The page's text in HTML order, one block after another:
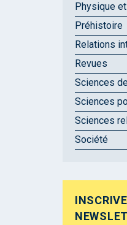
Physique
Préhistoire
Relations
Revues
Sciences
Sciences
Sciences
Société